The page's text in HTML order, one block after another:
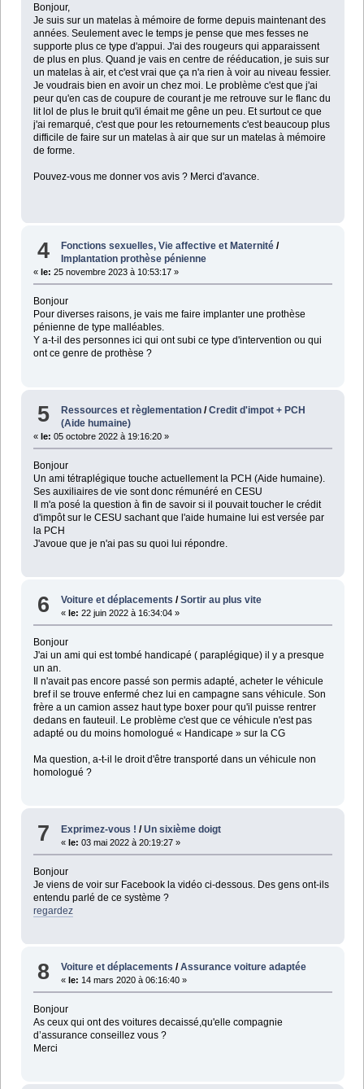
Bonjour,
Je suis sur un matelas à mémoire de forme depuis maintenant des
années. Seulement avec le temps je pense que mes fesses ne
supporte plus ce type d'appui. J'ai des rougeurs qui apparaissent
de plus en plus. Quand je vais en centre de rééducation, je suis sur
un matelas à air, et c'est vrai que ça n'a rien à voir au niveau fessier.
Je voudrais bien en avoir un chez moi. Le problème c'est que j'ai
peur qu'en cas de coupure de courant je me retrouve sur le flanc du
lit lol de plus le bruit qu'il émait me gêne un peu. Et surtout ce que
j'ai remarqué, c'est que pour les retournements c'est beaucoup plus
difficile de faire sur un matelas à air que sur un matelas à mémoire
de forme.
Pouvez-vous me donner vos avis ? Merci d'avance.
4 Fonctions sexuelles, Vie affective et Maternité /
Implantation prothèse pénienne
« le: 25 novembre 2023 à 10:53:17 »
Bonjour
Pour diverses raisons, je vais me faire implanter une prothèse
pénienne de type malléables.
Y a-t-il des personnes ici qui ont subi ce type d'intervention ou qui
ont ce genre de prothèse ?
5 Ressources et règlementation /Credit d'impot + PCH
(Aide humaine)
« le: 05 octobre 2022 à 19:16:20 »
Bonjour
Un ami tétraplégique touche actuellement la PCH (Aide humaine).
Ses auxiliaires de vie sont donc rémunéré en CESU
Il m'a posé la question à fin de savoir si il pouvait toucher le crédit
d'impôt sur le CESU sachant que l'aide humaine lui est versée par
la PCH
J'avoue que je n'ai pas su quoi lui répondre.
6 Voiture et déplacements /Sortir au plus vite
« le: 22 juin 2022 à 16:34:04 »
Bonjour
J'ai un ami qui est tombé handicapé ( paraplégique) il y a presque
un an.
Il n'avait pas encore passé son permis adapté, acheter le véhicule
bref il se trouve enfermé chez lui en campagne sans véhicule. Son
frère a un camion assez haut type boxer pour qu'il puisse rentrer
dedans en fauteuil. Le problème c'est que ce véhicule n'est pas
adapté ou du moins homologué « Handicape » sur la CG
Ma question, a-t-il le droit d'être transporté dans un véhicule non
homologué ?
7 Exprimez-vous ! /Un sixième doigt
«le: 03 mai 2022 à 20:19:27 »
Bonjour
Je viens de voir sur Facebook la vidéo ci-dessous. Des gens ont-ils
entendu parlé de ce système ?
regardez
8 Voiture et déplacements /Assurance voiture adaptée
«le: 14 mars 2020 à 06:16:40 »
Bonjour
As ceux qui ont des voitures decaissé,qu'elle compagnie
d’assurance conseillez vous ?
Merci